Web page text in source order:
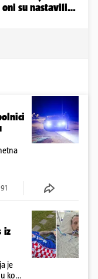
91
iz
je
komi.